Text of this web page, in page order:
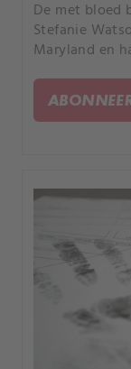
De met bloed
Stefanie
Maryland en
een
naar een